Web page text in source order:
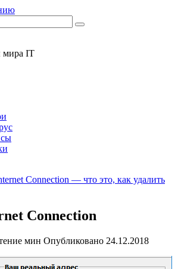
мира IT
Connection — что это, как удалить
Connection
мин Опубликовано 24.12.2018